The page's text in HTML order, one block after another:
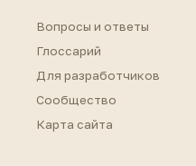
Вопросы и ответы
Глоссарий
Для разработчиков
Сообщество
Карта сайта